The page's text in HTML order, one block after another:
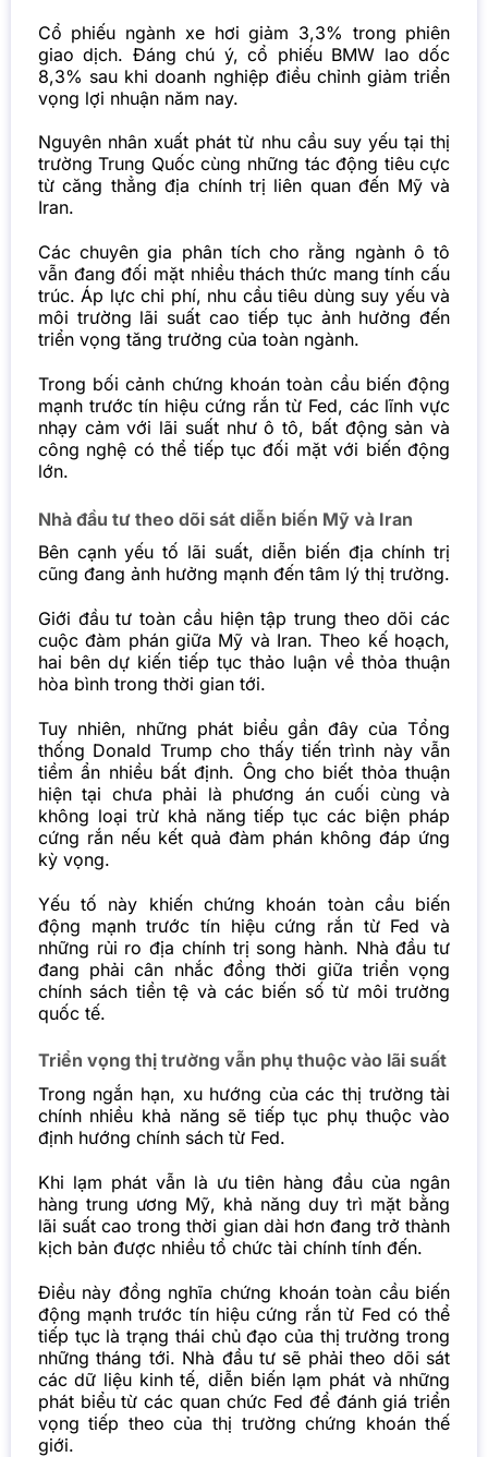
Cổ phiếu ngành xe hơi giảm 3,3% trong phiên
giao dịch. Đáng chú ý, cổ phiếu BMW lao dốc
8,3% sau khi doanh nghiệp điều chỉnh giảm triển
vọng lợi nhuận năm nay.
Nguyên nhân xuất phát từ nhu cầu suy yếu tại thị
trường Trung Quốc cùng những tác động tiêu cực
từ căng thẳng địa chính trị liên quan đến Mỹ và
Iran.
Các chuyên gia phân tích cho rằng ngành ô tô
vẫn đang đối mặt nhiều thách thức mang tính cấu
trúc. Áp lực chi phí, nhu cầu tiêu dùng suy yếu và
môi trường lãi suất cao tiếp tục ảnh hưởng đến
triển vọng tăng trưởng của toàn ngành.
Trong bối cảnh chứng khoán toàn cầu biến động
mạnh trước tín hiệu cứng rắn từ Fed, các lĩnh vực
nhạy cảm với lãi suất như ô tô, bất động sản và
công nghệ có thể tiếp tục đối mặt với biến động
lớn.
Nhà đầu tư theo dõi sát diễn biến Mỹ và Iran
Bên cạnh yếu tố lãi suất, diễn biến địa chính trị
cũng đang ảnh hưởng mạnh đến tâm lý thị trường.
Giới đầu tư toàn cầu hiện tập trung theo dõi các
cuộc đàm phán giữa Mỹ và Iran. Theo kế hoạch,
hai bên dự kiến tiếp tục thảo luận về thỏa thuận
hòa bình trong thời gian tới.
Tuy nhiên, những phát biểu gần đây của Tổng
thống Donald Trump cho thấy tiến trình này vẫn
tiềm ẩn nhiều bất định. Ông cho biết thỏa thuận
hiện tại chưa phải là phương án cuối cùng và
không loại trừ khả năng tiếp tục các biện pháp
cứng rắn nếu kết quả đàm phán không đáp ứng
kỳ vọng.
Yếu tố này khiến chứng khoán toàn cầu biến
động mạnh trước tín hiệu cứng rắn từ Fed và
những rủi ro địa chính trị song hành. Nhà đầu tư
đang phải cân nhắc đồng thời giữa triển vọng
chính sách tiền tệ và các biến số từ môi trường
quốc tế.
Triển vọng thị trường vẫn phụ thuộc vào lãi suất
Trong ngắn hạn, xu hướng của các thị trường tài
chính nhiều khả năng sẽ tiếp tục phụ thuộc vào
định hướng chính sách từ Fed.
Khi lạm phát vẫn là ưu tiên hàng đầu của ngân
hàng trung ương Mỹ, khả năng duy trì mặt bằng
lãi suất cao trong thời gian dài hơn đang trở thành
kịch bản được nhiều tổ chức tài chính tính đến.
Điều này đồng nghĩa chứng khoán toàn cầu biến
động mạnh trước tín hiệu cứng rắn từ Fed có thể
tiếp tục là trạng thái chủ đạo của thị trường trong
những tháng tới. Nhà đầu tư sẽ phải theo dõi sát
các dữ liệu kinh tế, diễn biến lạm phát và những
phát biểu từ các quan chức Fed để đánh giá triển
vọng tiếp theo của thị trường chứng khoán thế
giới.